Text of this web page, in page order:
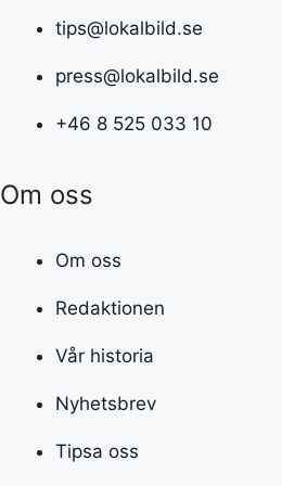
tips@lokalbild.se
press@lokalbild.se
+46 8 525 033 10
Om oss
Om oss
Redaktionen
Vår historia
Nyhetsbrev
Tipsa oss